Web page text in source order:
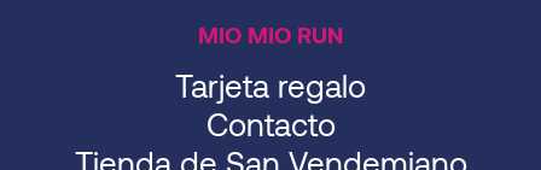
MIO MIO RUN
Tarjeta regalo
Contacto
Tienda de San Vendemiano